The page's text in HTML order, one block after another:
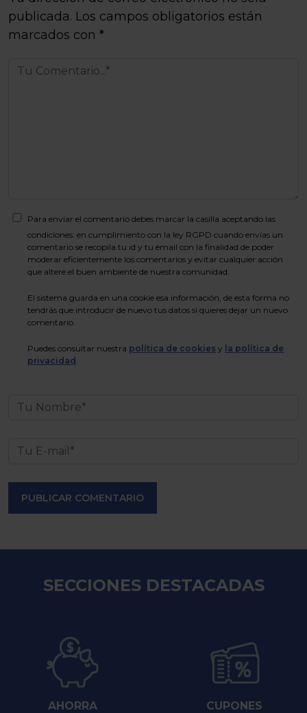
publicada. Los campos obligatorios están
marcados con *
Para enviar el comentario debes marcar la casilla aceptando las
condiciones: en cumplimiento con la ley RGPD cuando envías un
comentario se recopila tu id y tu email con la finalidad de poder
moderar eficientemente los comentarios y evitar cualquier acción
que altere el buen ambiente de nuestra comunidad.
El sistema guarda en una cookie esa información, de esta forma no
tendrás que introducir de nuevo tus datos si quieres dejar un nuevo
comentario.
Puedes consultar nuestra política de cookies y la política de
privacidad .
PUBLICAR COMENTARIO
SECCIONES DESTACADAS
AHORRA CUPONES